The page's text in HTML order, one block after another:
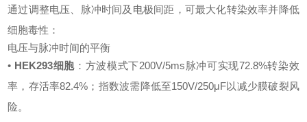
通过调整电压、脉冲时间及电极间距，可最大化转染效率并降低
细胞毒性：
电压与脉冲时间的平衡
• HEK293细胞：方波模式下200V/5ms脉冲可实现72.8%转染效
率，存活率82.4%；指数波需降低至150V/250μF以减少膜破裂风
险。